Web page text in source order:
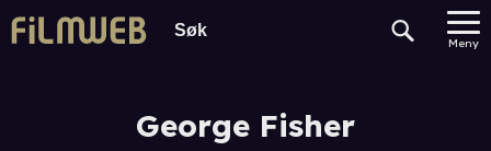
Meny
George Fisher